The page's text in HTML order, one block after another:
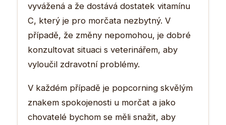
vyvážená a že dostává dostatek vitamínu
C, který je pro morčata nezbytný. V
případě, že změny nepomohou, je dobré
konzultovat situaci s veterinářem, aby
vyloučil zdravotní problémy.
V každém případě je popcorning skvělým
znakem spokojenosti u morčat a jako
chovatelé bychom se měli snažit, aby